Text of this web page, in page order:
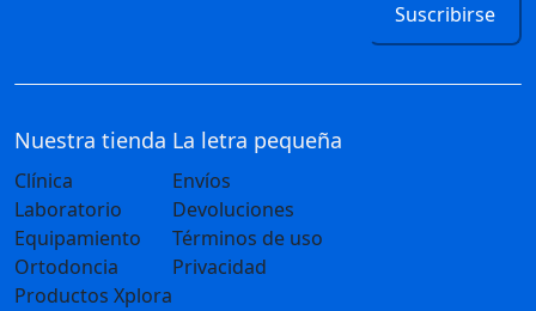
Suscribirse
Nuestra tienda
Clínica
Laboratorio
Equipamiento
Ortodoncia
Productos Xplora
La letra pequeña
Envíos
Devoluciones
Términos de uso
Privacidad